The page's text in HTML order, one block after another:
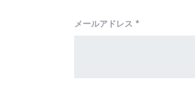
メールアドレス *